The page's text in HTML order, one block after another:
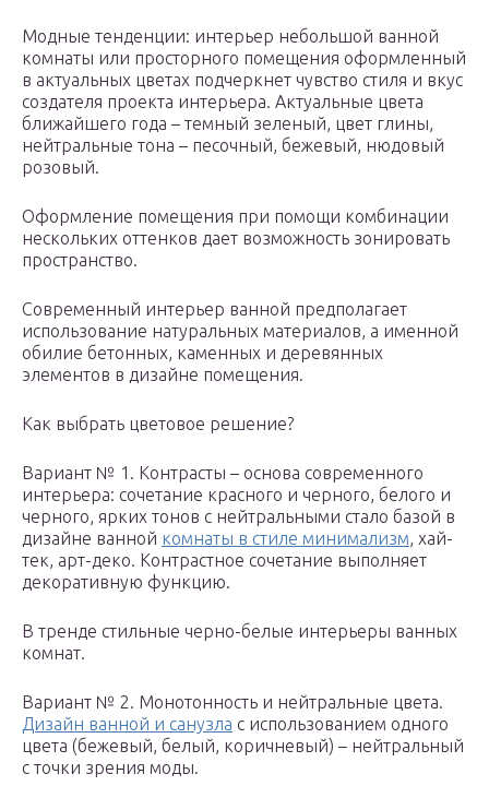
Модные тенденции: интерьер небольшой ванной
комнаты или просторного помещения оформленный
в актуальных цветах подчеркнет чувство стиля и вкус
создателя проекта интерьера. Актуальные цвета
ближайшего года – темный зеленый, цвет глины,
нейтральные тона – песочный, бежевый, нюдовый
розовый.
Оформление помещения при помощи комбинации
нескольких оттенков дает возможность зонировать
пространство.
Современный интерьер ванной предполагает
использование натуральных материалов, а именной
обилие бетонных, каменных и деревянных
элементов в дизайне помещения.
Как выбрать цветовое решение?
Вариант № 1. Контрасты – основа современного
интерьера: сочетание красного и черного, белого и
черного, ярких тонов с нейтральными стало базой в
дизайне ванной комнаты в стиле минимализм, хай-
тек, арт-деко. Контрастное сочетание выполняет
декоративную функцию.
В тренде стильные черно-белые интерьеры ванных
комнат.
Вариант № 2. Монотонность и нейтральные цвета.
Дизайн ванной и санузла с использованием одного
цвета (бежевый, белый, коричневый) – нейтральный
с точки зрения моды.